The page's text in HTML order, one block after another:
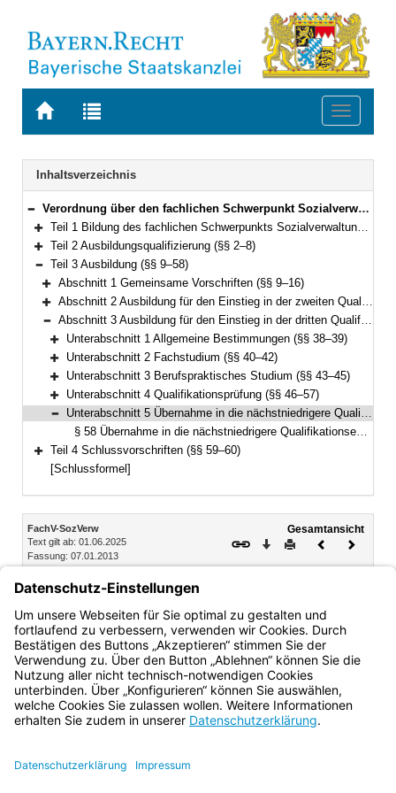
Zur
BAYERN.RECHT
Zur
letzten
Suche
Toggle
Navigation
Inhaltsverzeichnis
Bereich reduzieren
Verordnung über den fachlichen Schwerpunkt Sozialverwaltung (FachV-SozVerw) Vom 7. Januar 2013 (GVBl. S. 11) BayRS 2038-3-8-3-A (§§ 1–60)
Bereich erweitern
Teil 1 Bildung des fachlichen Schwerpunkts Sozialverwaltung (§ 1)
Bereich erweitern
Teil 2 Ausbildungsqualifizierung (§§ 2–8)
Bereich reduzieren
Teil 3 Ausbildung (§§ 9–58)
Bereich erweitern
Abschnitt 1 Gemeinsame Vorschriften (§§ 9–16)
Bereich erweitern
Abschnitt 2 Ausbildung für den Einstieg in der zweiten Qualifikationsebene (§§ 17–37)
Bereich reduzieren
Abschnitt 3 Ausbildung für den Einstieg in der dritten Qualifikationsebene (§§ 38–58)
Bereich erweitern
Unterabschnitt 1 Allgemeine Bestimmungen (§§ 38–39)
Bereich erweitern
Unterabschnitt 2 Fachstudium (§§ 40–42)
Bereich erweitern
Unterabschnitt 3 Berufspraktisches Studium (§§ 43–45)
Bereich erweitern
Unterabschnitt 4 Qualifikationsprüfung (§§ 46–57)
Bereich reduzieren
Unterabschnitt 5 Übernahme in die nächstniedrigere Qualifikationsebene (§ 58)
§ 58 Übernahme in die nächstniedrigere Qualifikationsebene
Bereich erweitern
Teil 4 Schlussvorschriften (§§ 59–60)
[Schlussformel]
Inhalt
FachV-SozVerw
Text gilt ab: 01.06.2025
Fassung: 07.01.2013
Gesamtansicht
Download
DruckenVorheriges
Unterabschnitt 5 Übernahme in die nächstniedrigere
Qualifikationsebene
§ 58 Übernahme in die nächstniedrigere Qualifikationsebene
Bayern.de
BayernPortal
Impressum